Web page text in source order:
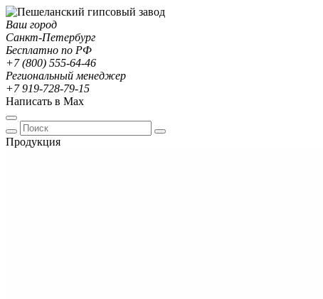
Ваш город
Санкт-Петербург
Бесплатно по РФ
+7 (800) 555-64-46
Региональный менеджер
+7 919-728-79-15
Написать в Max
Продукция